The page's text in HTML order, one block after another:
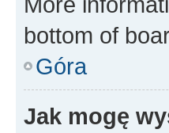
bottom of
Góra
Jak mogę